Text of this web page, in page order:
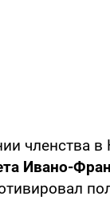
членства
Ивано-